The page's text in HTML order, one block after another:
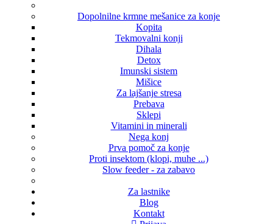
Dopolnilne krmne mešanice za konje
Kopita
Tekmovalni konji
Dihala
Detox
Imunski sistem
Mišice
Za lajšanje stresa
Prebava
Sklepi
Vitamini in minerali
Nega konj
Prva pomoč za konje
Proti insektom (klopi, muhe ...)
Slow feeder - za zabavo
Za lastnike
Blog
Kontakt